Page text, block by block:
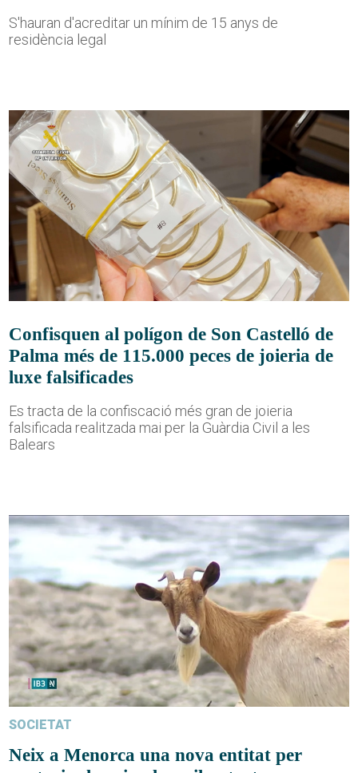
S'hauran d'acreditar un mínim de 15 anys de
residència legal
Confisquen al polígon de Son Castelló de
Palma més de 115.000 peces de joieria de
luxe falsificades
Es tracta de la confiscació més gran de joieria
falsificada realitzada mai per la Guàrdia Civil a les
Balears
SOCIETAT
Neix a Menorca una nova entitat per